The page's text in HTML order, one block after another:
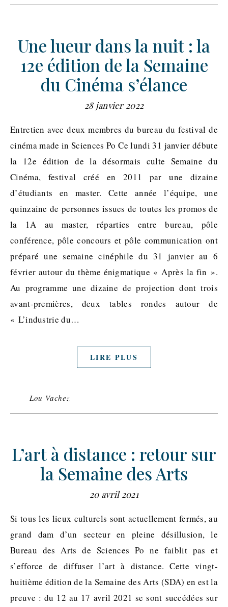
Une lueur dans la nuit : la
12e édition de la Semaine
du Cinéma s’élance
28 janvier 2022
Entretien avec deux membres du bureau du festival de
cinéma made in Sciences Po Ce lundi 31 janvier débute
la 12e édition de la désormais culte Semaine du
Cinéma, festival créé en 2011 par une dizaine
d’étudiants en master. Cette année l’équipe, une
quinzaine de personnes issues de toutes les promos de
la 1A au master, réparties entre bureau, pôle
conférence, pôle concours et pôle communication ont
préparé une semaine cinéphile du 31 janvier au 6
février autour du thème énigmatique « Après la fin ».
Au programme une dizaine de projection dont trois
avant-premières, deux tables rondes autour de
« L’industrie du…
LIRE PLUS
Lou Vachez
L’art à distance : retour sur
la Semaine des Arts
20 avril 2021
Si tous les lieux culturels sont actuellement fermés, au
grand dam d’un secteur en pleine désillusion, le
Bureau des Arts de Sciences Po ne faiblit pas et
s’efforce de diffuser l’art à distance. Cette vingt-
huitième édition de la Semaine des Arts (SDA) en est la
preuve : du 12 au 17 avril 2021 se sont succédées sur